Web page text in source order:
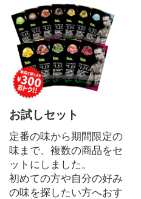
お試しセット
定番の味から期間限定の
味まで、複数の商品をセ
ットにしました。
初めての方や自分の好み
の味を探したい方へおす